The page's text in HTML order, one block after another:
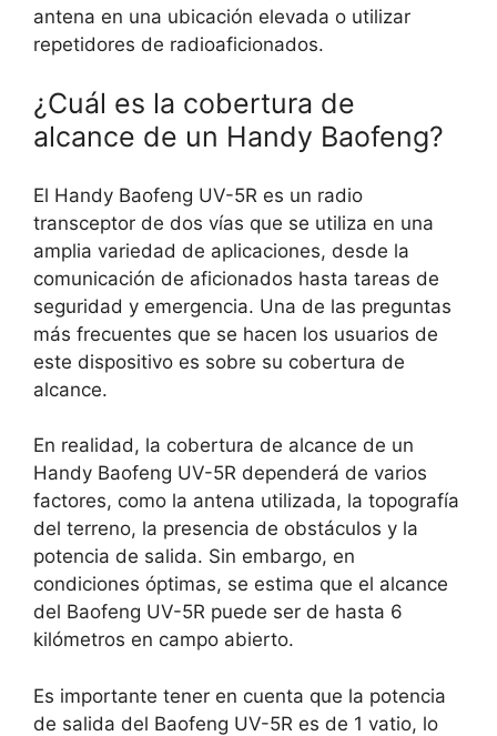
antena en una ubicación elevada o utilizar
repetidores de radioaficionados.
¿Cuál es la cobertura de
alcance de un Handy Baofeng?
El Handy Baofeng UV-5R es un radio
transceptor de dos vías que se utiliza en una
amplia variedad de aplicaciones, desde la
comunicación de aficionados hasta tareas de
seguridad y emergencia. Una de las preguntas
más frecuentes que se hacen los usuarios de
este dispositivo es sobre su cobertura de
alcance.
En realidad, la cobertura de alcance de un
Handy Baofeng UV-5R dependerá de varios
factores, como la antena utilizada, la topografía
del terreno, la presencia de obstáculos y la
potencia de salida. Sin embargo, en
condiciones óptimas, se estima que el alcance
del Baofeng UV-5R puede ser de hasta 6
kilómetros en campo abierto.
Es importante tener en cuenta que la potencia
de salida del Baofeng UV-5R es de 1 vatio, lo